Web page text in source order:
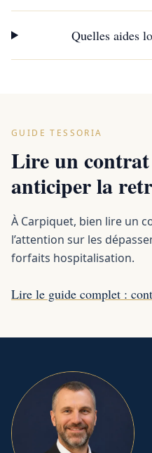
Quelles aides
GUIDE TESSORIA
Lire un
anticiper la
À Carpiquet, bien lire un
l’attention sur les
forfaits hospitalisation.
Lire le guide complet :